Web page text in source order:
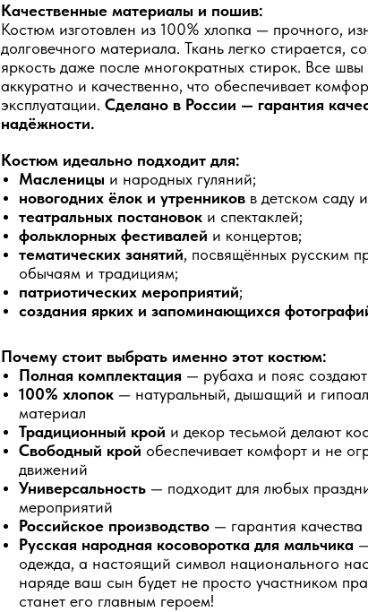
Качественные материалы и пошив:
Костюм изготовлен из 100% хлопка — прочного,
долговечного материала. Ткань легко стирается,
яркость даже после многократных стирок. Все
аккуратно и качественно, что обеспечивает
эксплуатации. Сделано в России — гарантия
надёжности.
Костюм идеально подходит для:
Масленицы и народных гуляний;
новогодних ёлок и утренников в детском саду
театральных постановок и спектаклей;
фольклорных фестивалей и концертов;
тематических занятий, посвящённых русским
обычаям и традициям;
патриотических мероприятий;
создания ярких и запоминающихся
Почему стоит выбрать именно этот костюм:
Полная комплектация — рубаха и пояс
100% хлопок — натуральный, дышащий и
материал
Традиционный крой и декор тесьмой делают
Свободный крой обеспечивает комфорт и не
движений
Универсальность — подходит для любых
мероприятий
Российское производство — гарантия
Русская народная косоворотка для мальчика
одежда, а настоящий символ национального
наряде ваш сын будет не просто участником
станет его главным героем!